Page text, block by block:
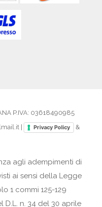
P.IVA: 03618490985
|
Privacy Policy &
agli adempimenti di
ai sensi della Legge
1 commi 125-129
D.L. n. 34 del 30 aprile